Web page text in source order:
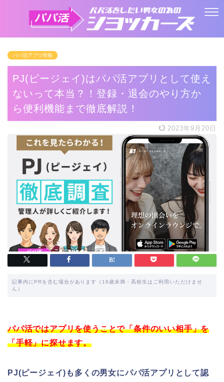
パパ活アプリ情報
PJ(ピージェイ)はパパ活アプリとして使え
ないって本当？！登録・退会のやり方か
ら便利機能まで徹底解説！
2023年9月20日
記事内にPRを含む場合があります（18歳未満・高校生はご利用いただけませ
ん）
パパ活ではアプリを使うことで「条件のいい相手」を
「手軽」に探せます。
PJ(ピージェイ)も多くの男女にパパ活アプリとして認